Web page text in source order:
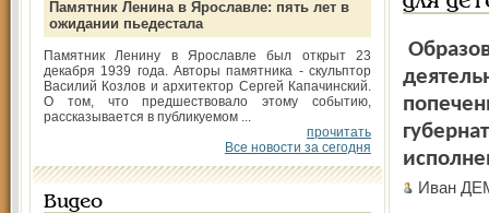
Памятник Ленина в Ярославле: пять лет в
ожидании пьедестала
Памятник Ленину в Ярославле был открыт 23
декабря 1939 года. Авторы памятника - скульптор
Василий Козлов и архитектор Сергей Капачинский.
О том, что предшествовало этому событию,
рассказывается в публикуемом ...
прочитать
Все новости за сегодня
Видео
Иван